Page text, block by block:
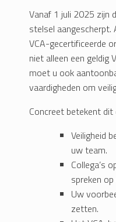
Vanaf 1 juli 2025 zijn
stelsel aangescherpt.
VCA-gecertificeerde
niet alleen een geldig
moet u ook
vaardigheden om
Concreet betekent
Veiligheid
uw team.
Collega’s
spreken
Uw
zetten.